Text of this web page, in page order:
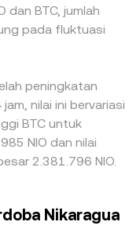
dan BTC, jumlah
pada fluktuasi
peningkatan
nilai ini bervariasi
BTC untuk
NIO dan nilai
2.381.796 NIO.
Nikaragua